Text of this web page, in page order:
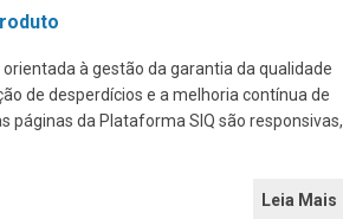
à gestão da garantia da qualidade
de desperdícios e a melhoria contínua de
páginas da Plataforma SIQ são responsivas,
Leia Mais